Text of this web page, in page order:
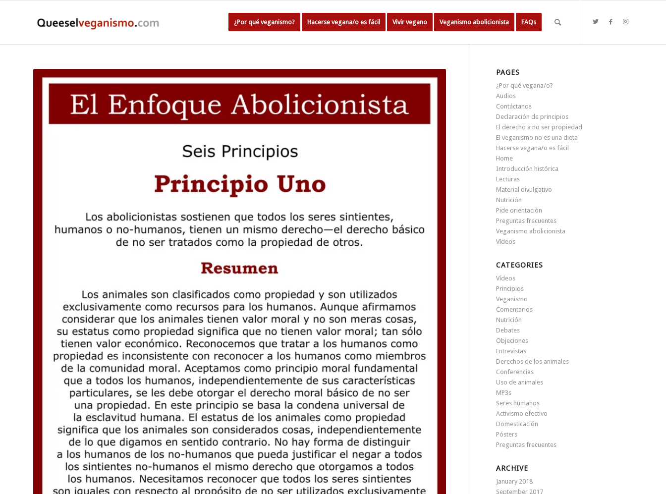
¿Por qué veganismo? Hacerse vegana/o es fácil Vivir vegano Veganismo abolicionista FAQs
PAGES
¿Por qué vegana/o?
Audios
Contáctanos
Declaración de principios
El derecho a no ser propiedad
El veganismo no es una dieta
Hacerse vegana/o es fácil
Home
Introducción histórica
Lecturas
Material divulgativo
Nutrición
Pide orientación
Preguntas frecuentes
Veganismo abolicionista
Vídeos
CATEGORIES
Vídeos
Principios
Veganismo
Comentarios
Nutrición
Debates
Objeciones
Entrevistas
Derechos de los animales
Conferencias
Uso de animales
MP3s
Seres humanos
Activismo efectivo
Domesticación
Pósters
Preguntas frecuentes
ARCHIVE
January 2018
September 2017